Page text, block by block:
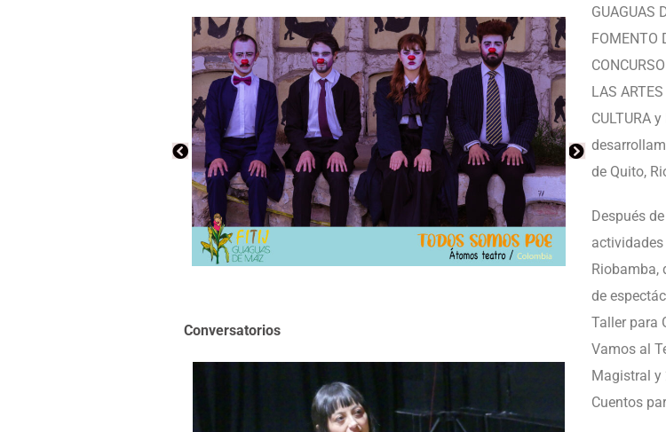
Conversatorios
GUAGUAS
FOMENTO
LAS
CULTURA
de Quito,
Después
Riobamba,
de
Taller para
Vamos al
Magistral y
Cuentos